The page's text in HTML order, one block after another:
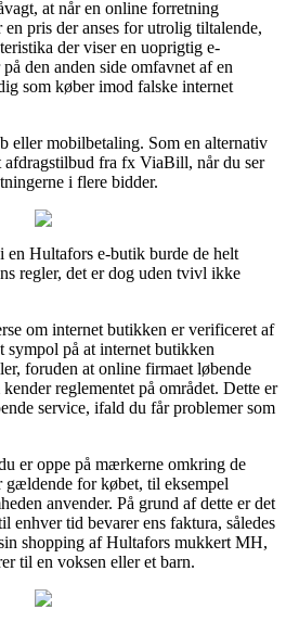
at når en online forretning
pris der anses for utrolig tiltalende,
der viser en uoprigtig e-
den anden side omfavnet af en
som køber imod falske internet
eller mobilbetaling. Som en alternativ
afdragstilbud fra fx ViaBill, når du ser
i flere bidder.
en Hultafors e-butik burde de helt
regler, det er dog uden tvivl ikke
om internet butikken er verificeret af
på at internet butikken
foruden at online firmaet løbende
reglementet på området. Dette er
service, ifald du får problemer som
er oppe på mærkerne omkring de
gældende for købet, til eksempel
anvender. På grund af dette er det
enhver tid bevarer ens faktura, således
shopping af Hultafors mukkert MH,
til en voksen eller et barn.